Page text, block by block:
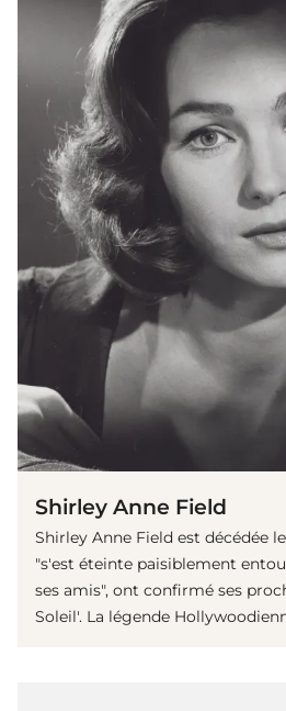
Shirley Anne Field
Shirley Anne Field est décédée
"s'est éteinte paisiblement
ses amis", ont confirmé ses
Soleil'. La légende